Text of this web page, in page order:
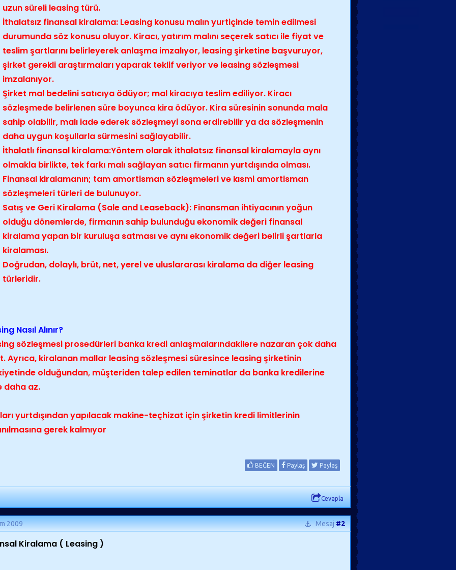
uzun süreli leasing türü.
İthalatsız finansal kiralama: Leasing konusu malın yurtiçinde temin edilmesi
durumunda söz konusu oluyor. Kiracı, yatırım malını seçerek satıcı ile fiyat ve
teslim şartlarını belirleyerek anlaşma imzalıyor, leasing şirketine başvuruyor,
şirket gerekli araştırmaları yaparak teklif veriyor ve leasing sözleşmesi
imzalanıyor.
Şirket mal bedelini satıcıya ödüyor; mal kiracıya teslim ediliyor. Kiracı
sözleşmede belirlenen süre boyunca kira ödüyor. Kira süresinin sonunda mala
sahip olabilir, malı iade ederek sözleşmeyi sona erdirebilir ya da sözleşmenin
daha uygun koşullarla sürmesini sağlayabilir.
İthalatlı finansal kiralama:Yöntem olarak ithalatsız finansal kiralamayla aynı
olmakla birlikte, tek farkı malı sağlayan satıcı firmanın yurtdışında olması.
Finansal kiralamanın; tam amortisman sözleşmeleri ve kısmi amortisman
sözleşmeleri türleri de bulunuyor.
Satış ve Geri Kiralama (Sale and Leaseback): Finansman ihtiyacının yoğun
olduğu dönemlerde, firmanın sahip bulunduğu ekonomik değeri finansal
kiralama yapan bir kuruluşa satması ve aynı ekonomik değeri belirli şartlarla
kiralaması.
Doğrudan, dolaylı, brüt, net, yerel ve uluslararası kiralama da diğer leasing
türleridir.
Nasıl Alınır?
sözleşmesi prosedürleri banka kredi anlaşmalarındakilere nazaran çok daha
Ayrıca, kiralanan mallar leasing sözleşmesi süresince leasing şirketinin
olduğundan, müşteriden talep edilen teminatlar da banka kredilerine
daha az.
yurtdışından yapılacak makine-teçhizat için şirketin kredi limitlerinin
gerek kalmıyor
BEĞEN Paylaş Paylaş
Cevapla
2009 Mesaj#2
Kiralama ( Leasing )